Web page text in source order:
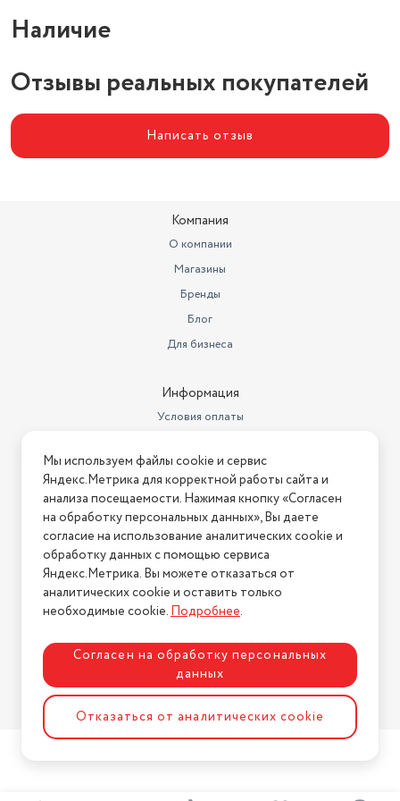
Наличие
Отзывы реальных покупателей
Написать отзыв
Компания
О компании
Магазины
Бренды
Блог
Для бизнеса
Информация
Условия оплаты
Условия возврата
Нашли ошибку на сайте? Напишите нам
2026 © Интернет-магазин "АстМаркет". У нас есть всё!
Политика конфиденциальности
Разработка сайтаASTDESIGN
Мы используем файлы cookie и сервис
Яндекс.Метрика для корректной работы сайта и
анализа посещаемости. Нажимая кнопку «Согласен
на обработку персональных данных», Вы даете
согласие на использование аналитических cookie и
обработку данных с помощью сервиса
Яндекс.Метрика. Вы можете отказаться от
аналитических cookie и оставить только
необходимые cookie.Подробнее.
Согласен на обработку персональных
данных
Отказаться от аналитических cookie